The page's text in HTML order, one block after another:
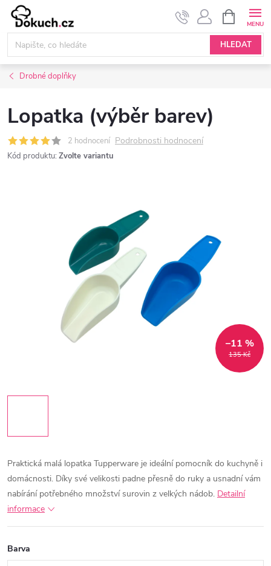
Přejít
obsah
HLEDAT
NÁKUPNÍ
KOŠÍK
Drobné doplňky
Lopatka (výběr barev)
2 hodnocení Podrobnosti hodnocení
Kód produktu: Zvolte variantu
135 Kč
–11 %
Praktická malá lopatka Tupperware je ideální pomocník do kuchyně i
domácnosti. Díky své velikosti padne přesně do ruky a usnadní vám
nabírání potřebného množství surovin z velkých nádob. Detailní
informace
Barva